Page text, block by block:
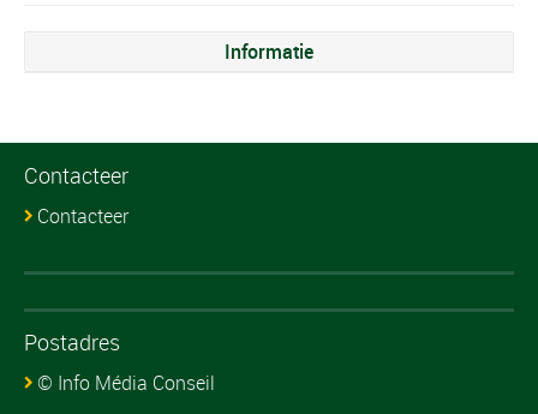
Informatie
Contacteer
Contacteer
Postadres
© Info Média Conseil